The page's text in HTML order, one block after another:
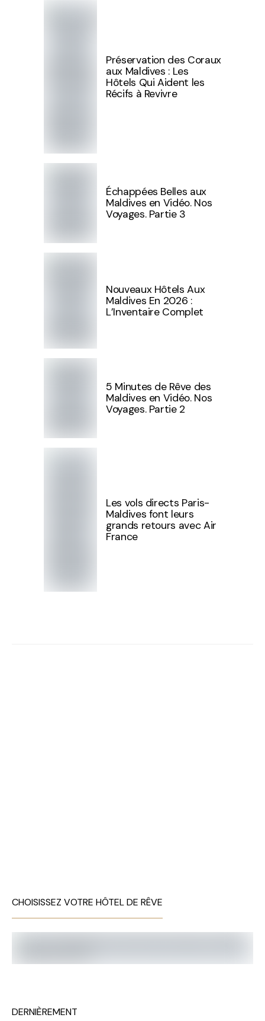
Préservation des Coraux
aux Maldives : Les
Hôtels Qui Aident les
Récifs à Revivre
Échappées Belles aux
Maldives en Vidéo. Nos
Voyages. Partie 3
Nouveaux Hôtels Aux
Maldives En 2026 :
L’Inventaire Complet
5 Minutes de Rêve des
Maldives en Vidéo. Nos
Voyages. Partie 2
Les vols directs Paris-
Maldives font leurs
grands retours avec Air
France
CHOISISSEZ VOTRE HÔTEL DE RÊVE
DERNIÈREMENT